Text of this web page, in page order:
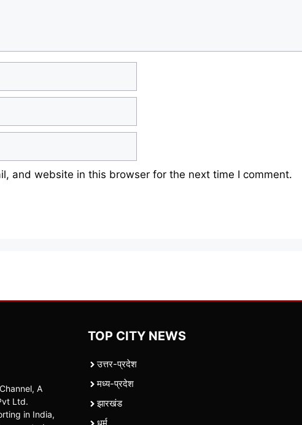
and website in this browser for the next time I comment.
A
Ltd.
in India,
TOP CITY NEWS
उत्तर-प्रदेश
मध्य-प्रदेश
झारखंड